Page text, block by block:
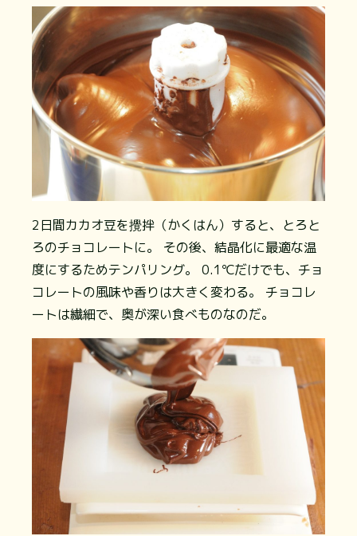
2日間カカオ豆を攪拌（かくはん）すると、とろと
ろのチョコレートに。 その後、結晶化に最適な温
度にするためテンパリング。 0.1℃だけでも、チョ
コレートの風味や香りは大きく変わる。 チョコレ
ートは繊細で、奥が深い食べものなのだ。